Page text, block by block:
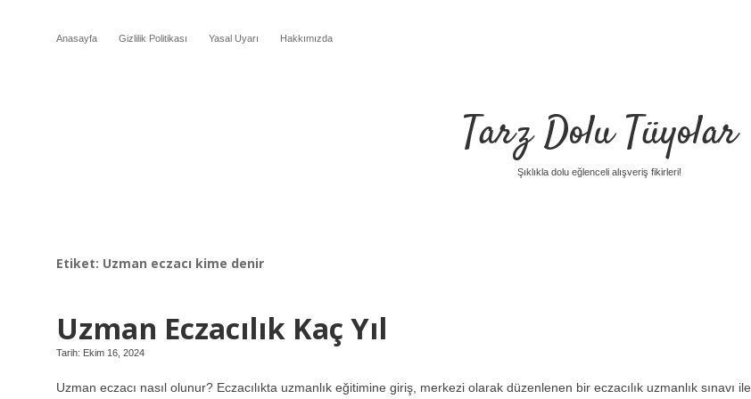
Anasayfa Gizlilik Politikası Yasal Uyarı Hakkımızda
Tarz Dolu Tüyolar
Şıklıkla dolu eğlenceli alışveriş fikirleri!
Etiket: Uzman eczacı kime denir
Uzman Eczacılık Kaç Yıl
Tarih: Ekim 16, 2024
Uzman eczacı nasıl olunur? Eczacılıkta uzmanlık eğitimine giriş, merkezi olarak düzenlenen bir eczacılık uzmanlık sınavı ile